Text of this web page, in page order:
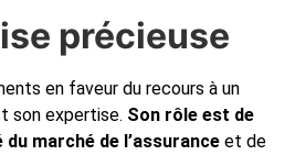
précieuse
en faveur du recours à un
son expertise. Son rôle est de
marché de l’assurance et de